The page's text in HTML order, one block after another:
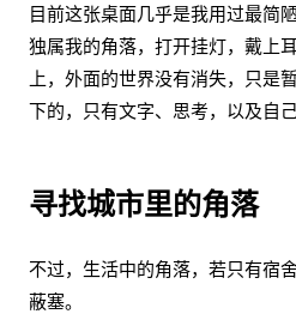
目前这张桌面几乎是我用过最简
独属我的角落，打开挂灯，戴上
上，外面的世界没有消失，只是
下的，只有文字、思考，以及自己
寻找城市里的角落
不过，生活中的角落，若只有宿
蔽塞。